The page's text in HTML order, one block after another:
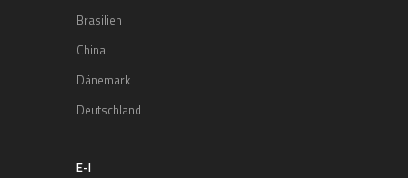
Brasilien
China
Dänemark
Deutschland
E-I